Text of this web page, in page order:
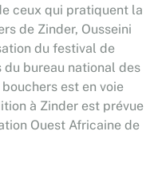
ceux qui pratiquent la
de Zinder, Ousseini
du festival de
bureau national des
est en voie
à Zinder est prévue
Ouest Africaine de